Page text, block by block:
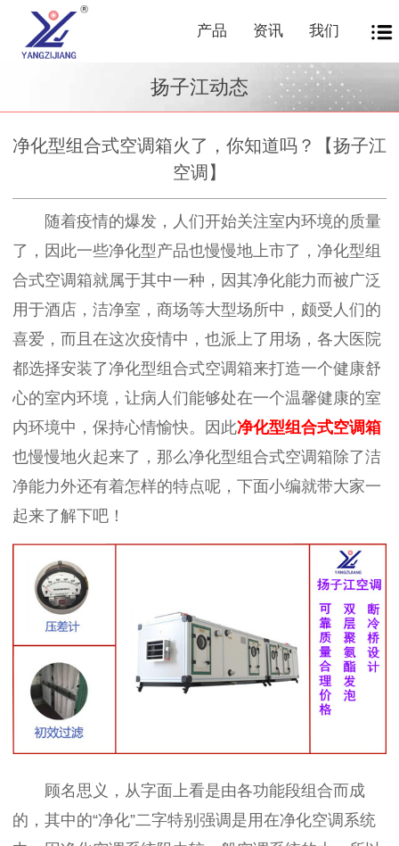
产品 资讯 我们
扬子江动态
净化型组合式空调箱火了，你知道吗？【扬子江
空调】
随着疫情的爆发，人们开始关注室内环境的质量
了，因此一些净化型产品也慢慢地上市了，净化型组
合式空调箱就属于其中一种，因其净化能力而被广泛
用于酒店，洁净室，商场等大型场所中，颇受人们的
喜爱，而且在这次疫情中，也派上了用场，各大医院
都选择安装了净化型组合式空调箱来打造一个健康舒
心的室内环境，让病人们能够处在一个温馨健康的室
内环境中，保持心情愉快。因此净化型组合式空调箱
也慢慢地火起来了，那么净化型组合式空调箱除了洁
净能力外还有着怎样的特点呢，下面小编就带大家一
起来了解下吧！
顾名思义，从字面上看是由各功能段组合而成
的，其中的“净化”二字特别强调是用在净化空调系统